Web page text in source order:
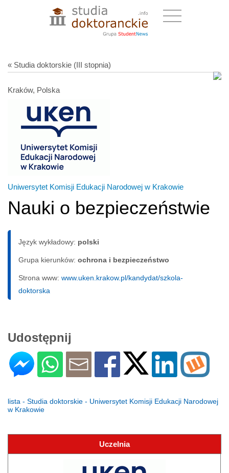
« Studia doktorskie (III stopnia)
Kraków, Polska
Uniwersytet Komisji Edukacji Narodowej w Krakowie
Nauki o bezpieczeństwie
Język wykładowy: polski
Grupa kierunków: ochrona i bezpieczeństwo
Strona www: www.uken.krakow.pl/kandydat/szkola-
doktorska
Udostępnij
lista - Studia doktorskie - Uniwersytet Komisji Edukacji Narodowej
w Krakowie
Uczelnia